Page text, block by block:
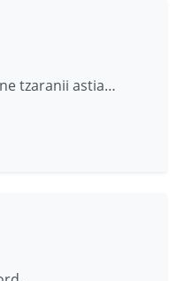
tzaranii astia…